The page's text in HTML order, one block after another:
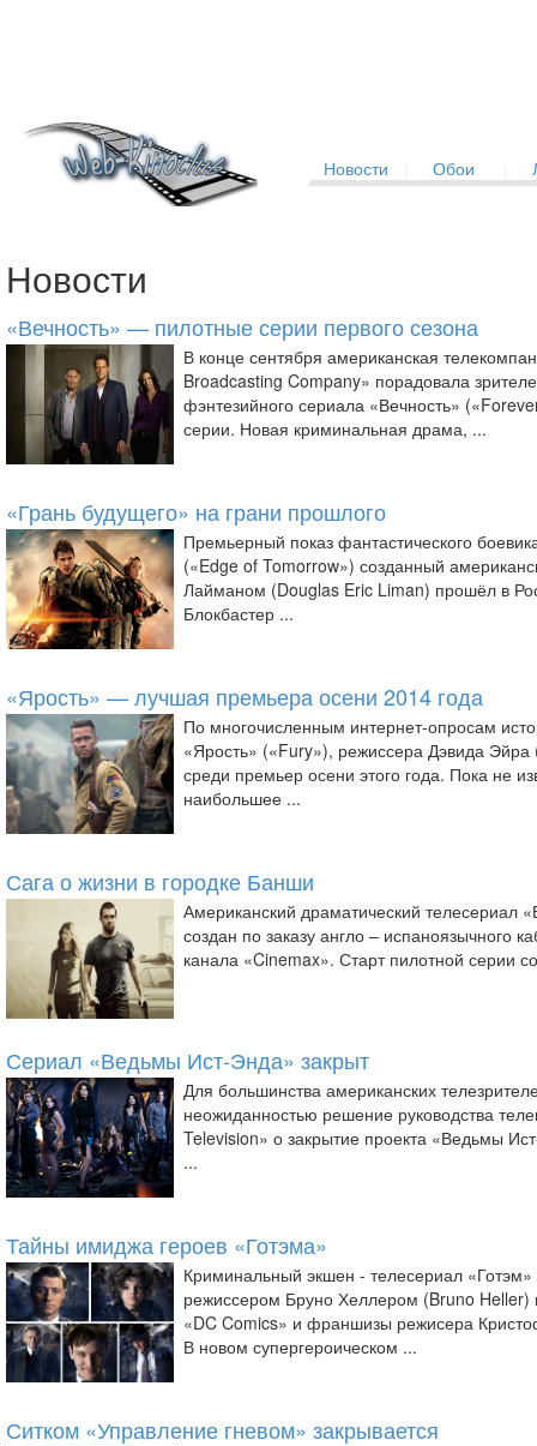
Новости Обои
Новости
«Вечность» — пилотные серии первого сезона
В конце сентября американская
Broadcasting Company» порадовала
фэнтезийного сериала «Вечность»
серии. Новая криминальная драма, ...
«Грань будущего» на грани прошлого
Премьерный показ фантастического
(«Edge of Tomorrow») созданный
Лайманом (Douglas Eric Liman) прошёл в
Блокбастер ...
«Ярость» — лучшая премьера осени 2014 года
По многочисленным интернет-опросам
«Ярость» («Fury»), режиссера Дэвида Эйра
среди премьер осени этого года. Пока не
наибольшее ...
Сага о жизни в городке Банши
Американский драматический телесериал
создан по заказу англо – испаноязычного
канала «Cinemax». Старт пилотной серии
Сериал «Ведьмы Ист-Энда» закрыт
Для большинства американских
неожиданностью решение руководства
Television» о закрытие проекта «Ведьмы
...
Тайны имиджа героев «Готэма»
Криминальный экшен - телесериал
режиссером Бруно Хеллером (Bruno Heller)
«DC Comics» и франшизы режисера
В новом супергероическом ...
Ситком «Управление гневом» закрывается